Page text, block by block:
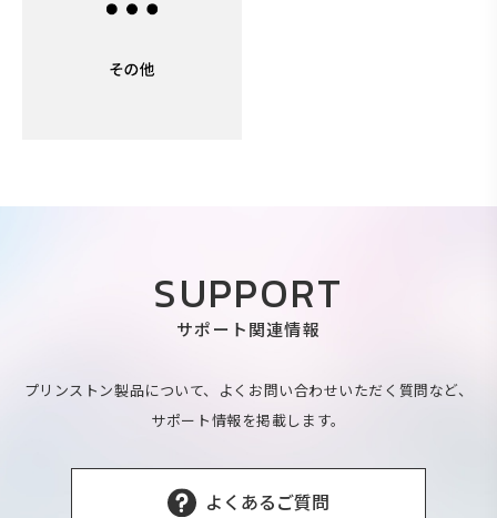
SUPPORT
サポート関連情報
プリンストン製品について、よくお問い合わせいただく質問など、
サポート情報を掲載します。
よくあるご質問